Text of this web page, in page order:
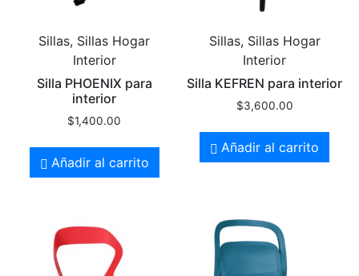
Sillas, Sillas Hogar
Interior
Silla PHOENIX para
interior
$1,400.00
Añadir al carrito
Sillas, Sillas Hogar
Interior
Silla KEFREN para interior
$3,600.00
Añadir al carrito